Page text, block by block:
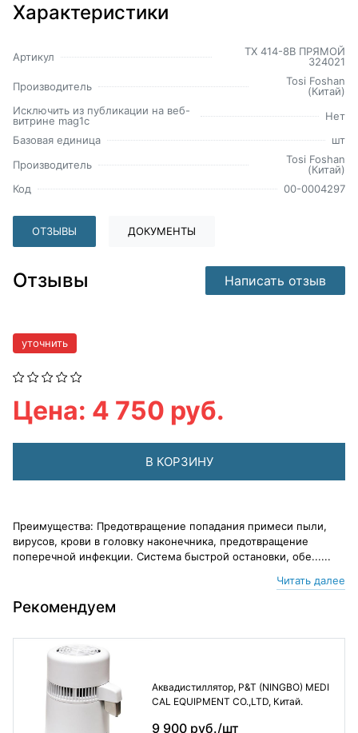
Характеристики
Артикул
TX 414-8B ПРЯМОЙ
324021
Производитель
Tosi Foshan
(Китай)
Исключить из публикации на веб-
витрине mag1c
Нет
Базовая единица
шт
Производитель
Tosi Foshan
(Китай)
Код
00-0004297
ОТЗЫВЫ ДОКУМЕНТЫ
Отзывы Написать отзыв
уточнить
Цена: 4 750 руб.
В КОРЗИНУ
Преимущества: Предотвращение попадания примеси пыли,
вирусов, крови в головку наконечника, предотвращение
поперечной инфекции. Система быстрой остановки, обе......
Читать далее
Рекомендуем
Аквадистиллятор, P&T (NINGBO) MEDI
CAL EQUIPMENT CO.,LTD, Китай.
9 900 руб./шт